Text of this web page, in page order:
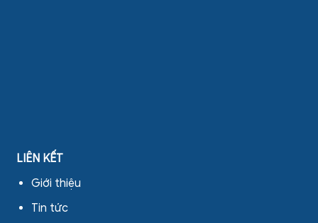
LIÊN KẾT
Giới thiệu
Tin tức